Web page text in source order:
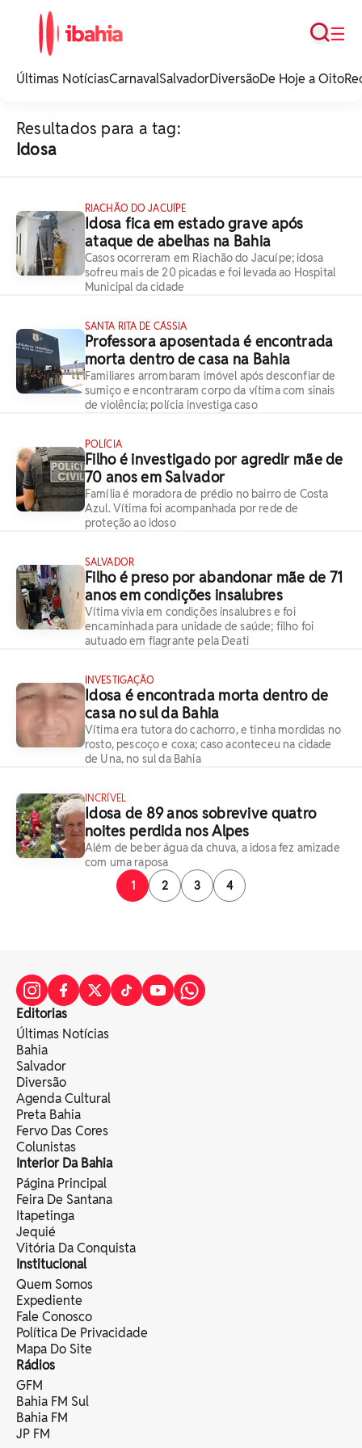
noticias e
☰
Busca
Últimas NotíciasCarnavalSalvadorDiversãoDe Hoje a Oito
Resultados para a tag:
Idosa
RIACHÃO DO JACUÍPE
Idosa fica em estado grave após
ataque de abelhas na Bahia
Casos ocorreram em Riachão do Jacuípe; idosa
sofreu mais de 20 picadas e foi levada ao Hospital
Municipal da cidade
SANTA RITA DE CÁSSIA
Professora aposentada é encontrada
morta dentro de casa na Bahia
Familiares arrombaram imóvel após desconfiar de
sumiço e encontraram corpo da vítima com sinais
de violência; polícia investiga caso
POLÍCIA
Filho é investigado por agredir mãe de
70 anos em Salvador
Família é moradora de prédio no bairro de Costa
Azul. Vítima foi acompanhada por rede de
proteção ao idoso
SALVADOR
Filho é preso por abandonar mãe de 71
anos em condições insalubres
Vítima vivia em condições insalubres e foi
encaminhada para unidade de saúde; filho foi
autuado em flagrante pela Deati
INVESTIGAÇÃO
Idosa é encontrada morta dentro de
casa no sul da Bahia
Vítima era tutora do cachorro, e tinha mordidas no
rosto, pescoço e coxa; caso aconteceu na cidade
de Una, no sul da Bahia
INCRÍVEL
Idosa de 89 anos sobrevive quatro
noites perdida nos Alpes
Além de beber água da chuva, a idosa fez amizade
com uma raposa
1
2 3 4
Editorias
Últimas Notícias
Bahia
Salvador
Diversão
Agenda Cultural
Preta Bahia
Fervo Das Cores
Colunistas
Interior Da Bahia
Página Principal
Feira De Santana
Itapetinga
Jequié
Vitória Da Conquista
Institucional
Quem Somos
Expediente
Fale Conosco
Política De Privacidade
Mapa Do Site
Rádios
GFM
Bahia FM Sul
Bahia FM
JP FM